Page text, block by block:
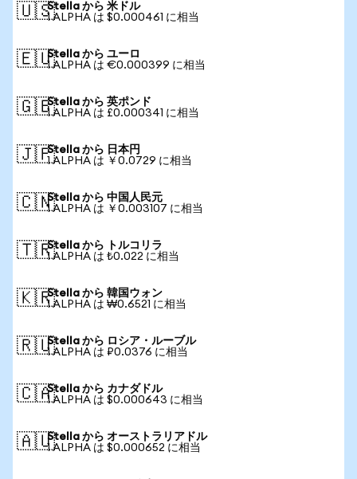
🇺🇸Stella から 米ドル
1 ALPHA は $0.000461 に相当
🇪🇺Stella から ユーロ
1 ALPHA は €0.000399 に相当
🇬🇧Stella から 英ポンド
1 ALPHA は £0.000341 に相当
🇯🇵Stella から 日本円
1 ALPHA は ￥0.0729 に相当
🇨🇳Stella から 中国人民元
1 ALPHA は ￥0.003107 に相当
🇹🇷Stella から トルコリラ
1 ALPHA は ₺0.022 に相当
🇰🇷Stella から 韓国ウォン
1 ALPHA は ₩0.6521 に相当
🇷🇺Stella から ロシア・ルーブル
1 ALPHA は ₽0.0376 に相当
🇨🇦Stella から カナダドル
1 ALPHA は $0.000643 に相当
🇦🇺Stella から オーストラリアドル
1 ALPHA は $0.000652 に相当